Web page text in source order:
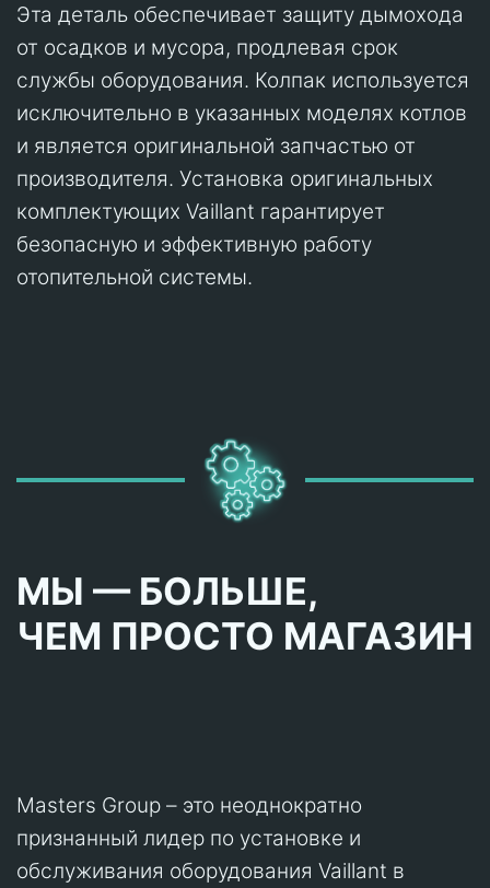
Эта деталь обеспечивает защиту дымохода
от осадков и мусора, продлевая срок
службы оборудования. Колпак используется
исключительно в указанных моделях котлов
и является оригинальной запчастью от
производителя. Установка оригинальных
комплектующих Vaillant гарантирует
безопасную и эффективную работу
отопительной системы.
МЫ — БОЛЬШЕ,
ЧЕМ ПРОСТО МАГАЗИН
Masters Group – это неоднократно
признанный лидер по установке и
обслуживания оборудования Vaillant в